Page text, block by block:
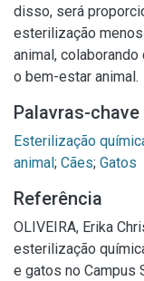
disso, será
esterilização
animal,
o bem-estar animal.
Palavras-chave
Esterilização
animal; Cães; Gatos
Referência
OLIVEIRA, Erika
esterilização
e gatos no Campus